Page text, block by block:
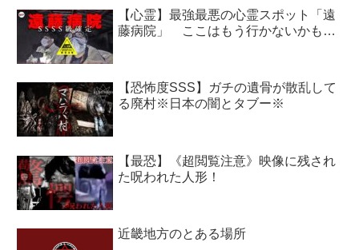
【心霊】最強最悪の心霊スポット「遠
藤病院」 ここはもう行かないかも…
【恐怖度SSS】ガチの遺骨が散乱して
る廃村※日本の闇とタブー※
【最恐】《超閲覧注意》映像に残され
た呪われた人形！
近畿地方のとある場所